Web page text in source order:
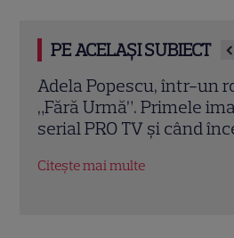
PE ACELAȘI SUBIECT
Adela Popescu, într-un
„Fără Urmă”. Primele
serial PRO TV și când
Citește mai multe